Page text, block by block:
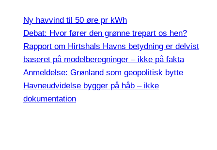
Ny havvind til 50 øre pr kWh
Debat: Hvor fører den grønne trepart os hen?
Rapport om Hirtshals Havns betydning er delvist
baseret på modelberegninger – ikke på fakta
Anmeldelse: Grønland som geopolitisk bytte
Havneudvidelse bygger på håb – ikke
dokumentation